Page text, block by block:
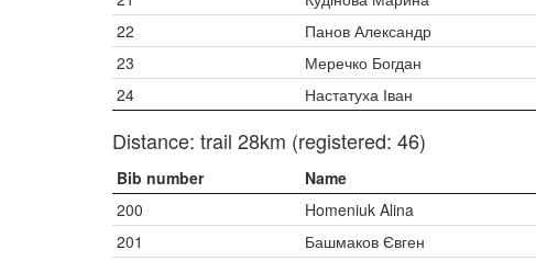
22
Панов Александр
23
Меречко Богдан
24
Настатуха Іван
Distance: trail 28km (registered: 46)
Bib number Name
200
Homeniuk Alina
201
Башмаков Євген